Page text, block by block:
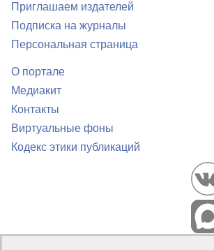
Приглашаем издателей
Подписка на журналы
Персональная страница
О портале
Медиакит
Контакты
Виртуальные фоны
Кодекс этики публикаций